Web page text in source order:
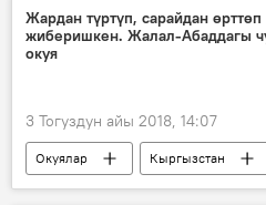
айдоочу
айып пул
Жардан түртүп, сарайдан өрттөп
жиберишкен. Жалал-Абаддагы
окуя
3 Тогуздун айы 2018, 14:07
Окуялар
Кыргызстан
Жаңылыктар
Жалал-Абад